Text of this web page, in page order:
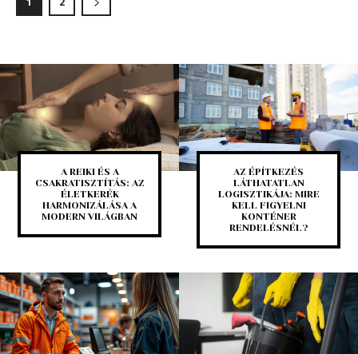
A REIKI ÉS A
CSAKRATISZTÍTÁS: AZ
ÉLETKERÉK
HARMONIZÁLÁSA A
MODERN VILÁGBAN
AZ ÉPÍTKEZÉS
LÁTHATATLAN
LOGISZTIKÁJA: MIRE
KELL FIGYELNI
KONTÉNER
RENDELÉSNÉL?